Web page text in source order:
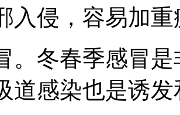
入侵，容易加重
。冬春季感冒
道感染也是诱